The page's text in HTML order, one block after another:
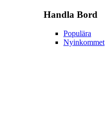
Handla Bord
Populära
Nyinkommet